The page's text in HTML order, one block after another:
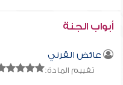
أبواب الجنة
عائض القرني
تقييم المادة: